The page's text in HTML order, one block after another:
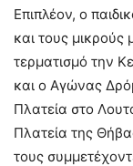
Επιπλέον, ο
και τους μικρούς
τερματισμό την
και ο Αγώνας
Πλατεία στο
Πλατεία της
τους